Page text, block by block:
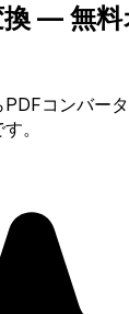
— 無
コンバー
。